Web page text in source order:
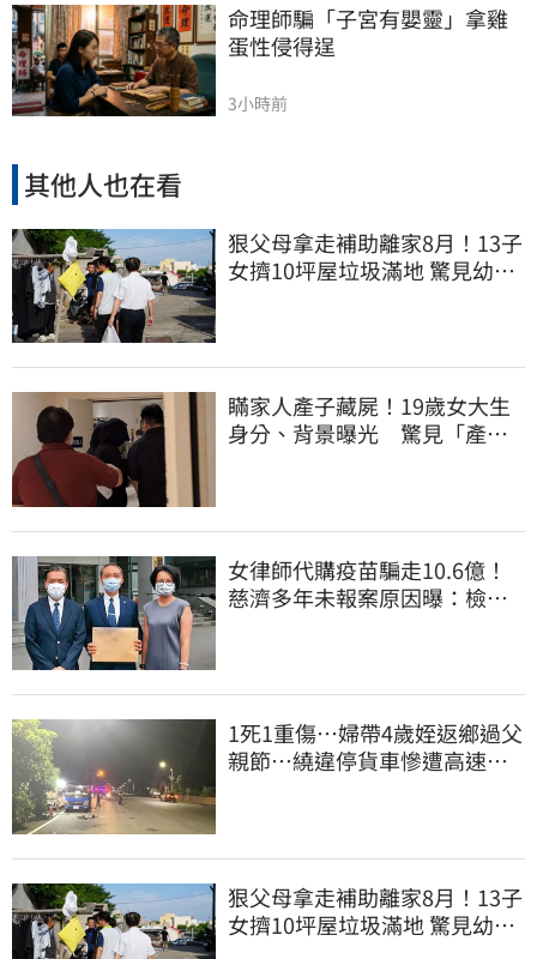
命理師騙「子宮有嬰靈」拿雞
蛋性侵得逞
3小時前
其他人也在看
狠父母拿走補助離家8月！13子
女擠10坪屋垃圾滿地 驚見幼童
瞞家人產子藏屍！19歲女大生
身分、背景曝光 驚見「產檢
女律師代購疫苗騙走10.6億！
慈濟多年未報案原因曝：檢警
1死1重傷…婦帶4歲姪返鄉過父
親節…繞違停貨車慘遭高速撞
狠父母拿走補助離家8月！13子
女擠10坪屋垃圾滿地 驚見幼童